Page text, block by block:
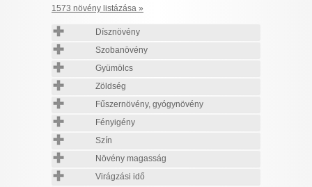
1573 növény listázása »
Dísznövény
Szobanövény
Gyümölcs
Zöldség
Fűszernövény, gyógynövény
Fényigény
Szín
Növény magasság
Virágzási idő